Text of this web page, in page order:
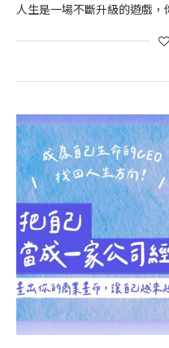
人生是一場不斷升級的遊戲